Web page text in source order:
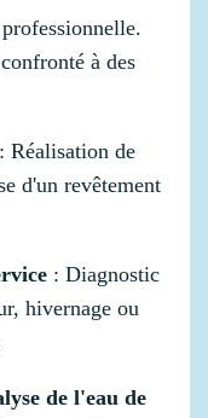
à des
: Réalisation de
d'un revêtement
: Diagnostic
hivernage ou
de l'eau de